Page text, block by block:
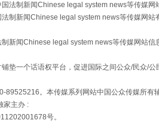
法制新闻Chinese legal system news等传媒网
制新闻Chinese legal system news等传媒网站
新闻Chinese legal system news等传媒网站信
垫一个话语权平台，促进国际之间公众/民众/公
89525216。本传媒系列网站中国公众传媒所有
家主办 :
号。